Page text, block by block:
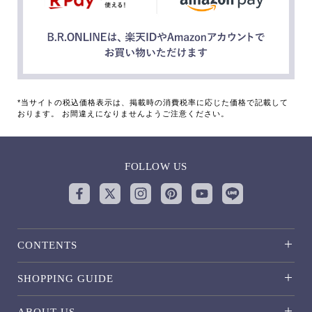
*当サイトの税込価格表示は、掲載時の消費税率に応じた価格で記載して
おります。 お間違えになりませんようご注意ください。
FOLLOW US
CONTENTS
SHOPPING GUIDE